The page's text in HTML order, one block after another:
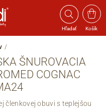
Hľadať Košík
/
ŠNUROVACIA
COGNAC
členkovej obuvi s teplejšou